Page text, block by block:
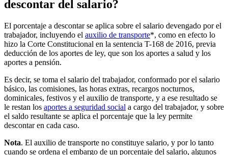
descontar del salario?
El porcentaje a descontar se aplica sobre el salario devengado por el
trabajador, incluyendo el auxilio de transporte*, como en efecto lo
hizo la Corte Constitucional en la sentencia T-168 de 2016, previa
deducción de los aportes de ley, que son los aportes a salud y los
aportes a pensión.
Es decir, se toma el salario del trabajador, conformado por el salario
básico, las comisiones, las horas extras, recargos nocturnos,
dominicales, festivos y el auxilio de transporte, y a ese resultado se
le restan los aportes a seguridad social a cargo del trabajador, y sobre
el saldo resultante se aplica el porcentaje que la ley permite
descontar en cada caso.
Nota. El auxilio de transporte no constituye salario, y por lo tanto
cuando se ordena el embargo de un porcentaje del salario, algunos